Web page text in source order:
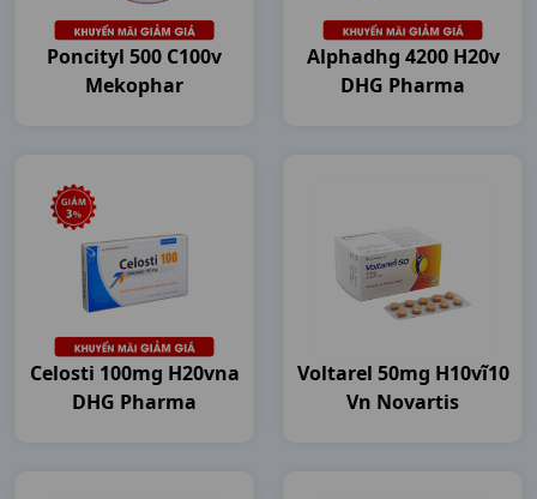
Poncityl 500 C100v
Mekophar
Alphadhg 4200 H20v
DHG Pharma
Celosti 100mg H20vna
DHG Pharma
Voltarel 50mg H10vĩ10
Vn Novartis